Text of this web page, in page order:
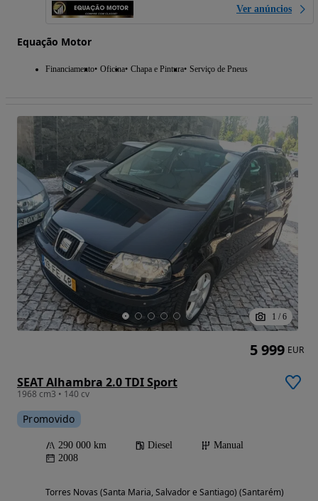
Ver anúncios
Equação Motor
Financiamento Oficina Chapa e Pintura Serviço de Pneus
1 / 6
SEAT Alhambra 2.0 TDI Sport
1968 cm3 • 140 cv
Promovido
290 000 km Diesel
Manual
2008
Torres Novas (Santa Maria, Salvador e Santiago) (Santarém)
5 999 EUR